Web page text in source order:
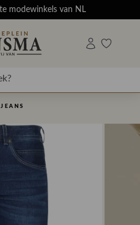
modewinkels van NL
JEANS